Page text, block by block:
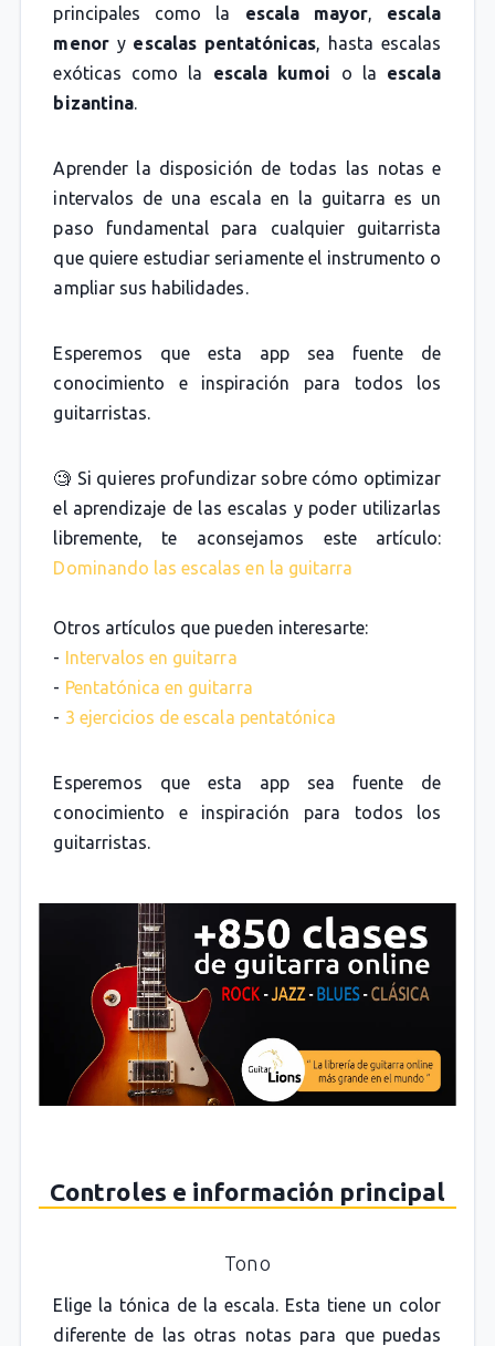
principales como la escala mayor, escala
menory escalas pentatónicas, hasta escalas
exóticas como la escala kumoi o la escala
bizantina.
Aprender la disposición de todas las notas e
intervalos de una escala en la guitarra es un
paso fundamental para cualquier guitarrista
que quiere estudiar seriamente el instrumento o
ampliar sus habilidades.
Esperemos que esta app sea fuente de
conocimiento e inspiración para todos los
guitarristas.
🧐 Si quieres profundizar sobre cómo optimizar
el aprendizaje de las escalas y poder utilizarlas
libremente, te aconsejamos este artículo:
Dominando las escalas en la guitarra
Otros artículos que pueden interesarte:
- Intervalos en guitarra
- Pentatónica en guitarra
- 3 ejercicios de escala pentatónica
Esperemos que esta app sea fuente de
conocimiento e inspiración para todos los
guitarristas.
Controles e información principal
Tono
Elige la tónica de la escala. Esta tiene un color
diferente de las otras notas para que puedas